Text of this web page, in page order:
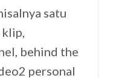
satu
behind the
personal